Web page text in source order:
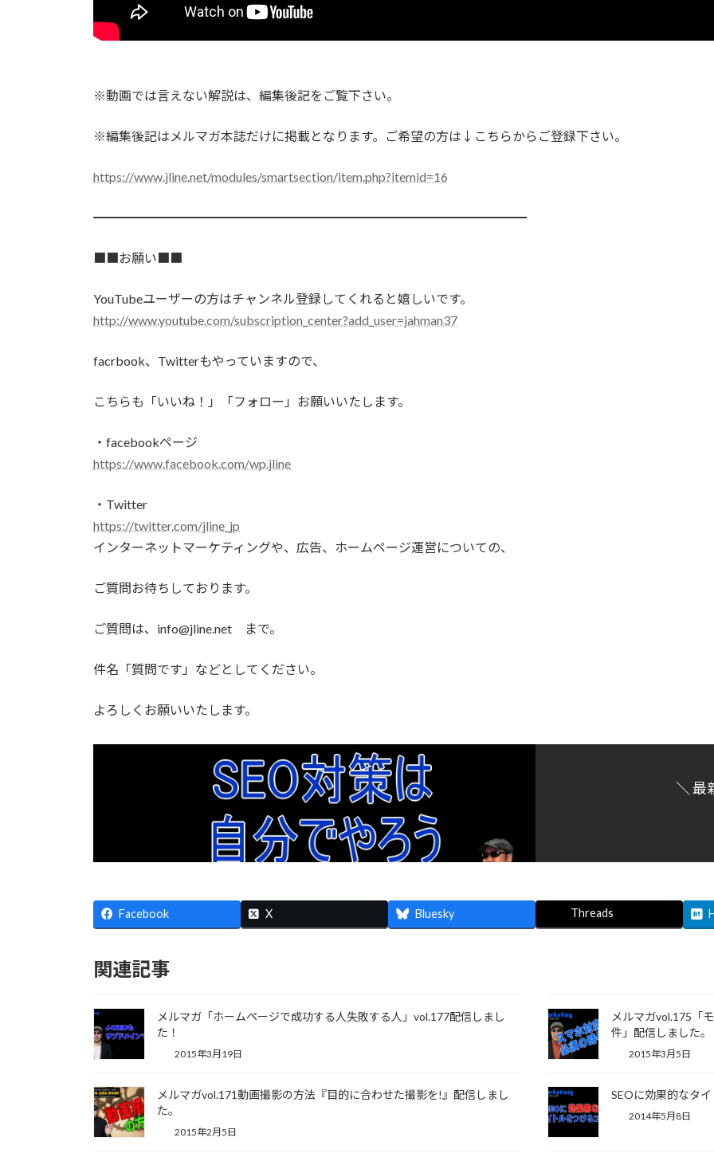
※動画では言えない解説は、編集後記をご覧下さい。
※編集後記はメルマガ本誌だけに掲載となります。ご希望の方は↓こちらからご登録下さい。
https://www.jline.net/modules/smartsection/item.php?itemid=16
━━━━━━━━━━━━━━━━━━━━━━━━━━━━━━━━━━
■■お願い■■
YouTubeユーザーの方はチャンネル登録してくれると嬉しいです。
http://www.youtube.com/subscription_center?add_user=jahman37
facrbook、Twitterもやっていますので、
こちらも「いいね！」「フォロー」お願いいたします。
・facebookページ
https://www.facebook.com/wp.jline
・Twitter
https://twitter.com/jline_jp
インターネットマーケティングや、広告、ホームページ運営についての、
ご質問お待ちしております。
ご質問は、info@jline.net まで。
件名「質問です」などとしてください。
よろしくお願いいたします。
＼ 最
Facebook X Bluesky Threads
関連記事
メルマガ「ホームページで成功する人失敗する人」vol.177配信しまし
た！
2015年3月19日
メルマガvol.175「
件」配信しました。
2015年3月5日
メルマガvol.171動画撮影の方法『目的に合わせた撮影を!』配信しまし
た。
2015年2月5日
SEOに効果的なタ
2014年5月8日